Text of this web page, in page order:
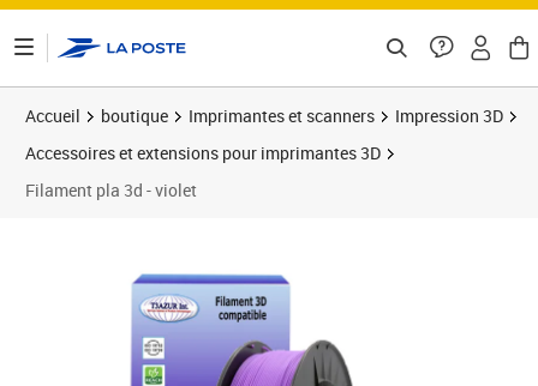
Accueil boutique Imprimantes et scanners
Impression 3D
Accessoires et extensions pour imprimantes 3D
Filament pla 3d - violet